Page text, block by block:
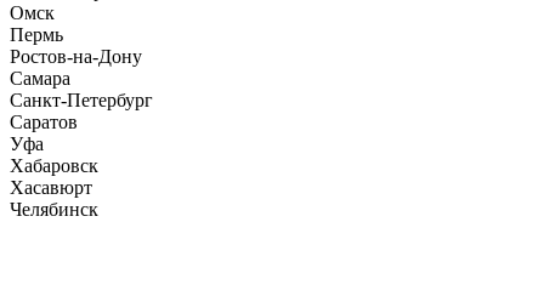
Омск
Пермь
Ростов-на-Дону
Самара
Санкт-Петербург
Саратов
Уфа
Хабаровск
Хасавюрт
Челябинск